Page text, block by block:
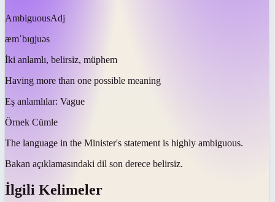
AmbiguousAdj
æmˈbɪɡjuəs
İki anlamlı, belirsiz, müphem
Having more than one possible meaning
Eş anlamlılar: Vague
Örnek Cümle
The language in the Minister's statement is highly ambiguous.
Bakan açıklamasındaki dil son derece belirsiz.
İlgili Kelimeler